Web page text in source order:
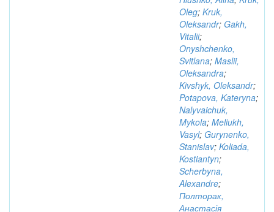
Oleg; Kruk,
Oleksandr; Gakh,
Vitalii;
Onyshchenko,
Svitlana; Maslii,
Oleksandra;
Kivshyk, Oleksandr;
Potapova, Kateryna;
Nalyvaichuk,
Mykola; Meliukh,
Vasyl; Gurynenko,
Stanislav; Koliada,
Kostiantyn;
Scherbyna,
Alexandre;
Полторак,
Анастасія